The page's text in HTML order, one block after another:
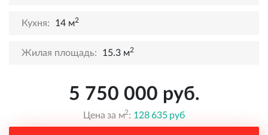
Кухня: 14 м2
Жилая площадь: 15.3 м2
5 750 000 руб.
Цена за м2: 128 635 руб